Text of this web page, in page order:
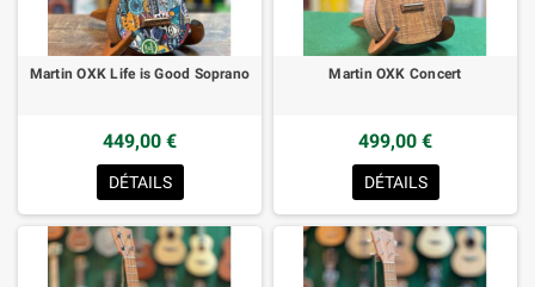
Martin OXK Life is Good Soprano
449,00 €
DÉTAILS
Martin OXK Concert
499,00 €
DÉTAILS